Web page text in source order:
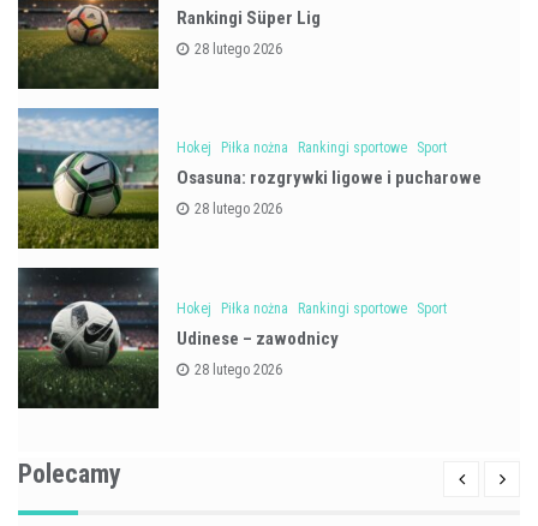
Rankingi Süper Lig
28 lutego 2026
Hokej Piłka nożna Rankingi sportowe Sport
Osasuna: rozgrywki ligowe i pucharowe
28 lutego 2026
Hokej Piłka nożna Rankingi sportowe Sport
Udinese – zawodnicy
28 lutego 2026
Polecamy